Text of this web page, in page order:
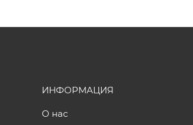
ИНФОРМАЦИЯ
О нас